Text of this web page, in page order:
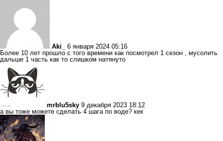
Aki_
6 января 2024 05:16
Более 10 лет прошло с того времени как посмотрел 1 сезон , мусолить
дальше 1 часть как то слишком натянуто
mrblu5sky 9 декабря 2023 18:12
а вы тоже можете сделать 4 шага по воде? кек